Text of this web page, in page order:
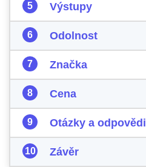
Výstupy
Odolnost
Značka
Cena
Otázky a odpovědi
Závěr